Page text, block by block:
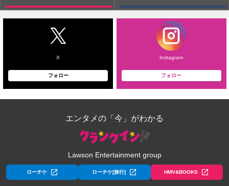
X
フォロー
Instagram
フォロー
エンタメの「今」がわかる
Lawson Entertainment group
ローチケ ローチケ[旅行] HMV&BOOKS